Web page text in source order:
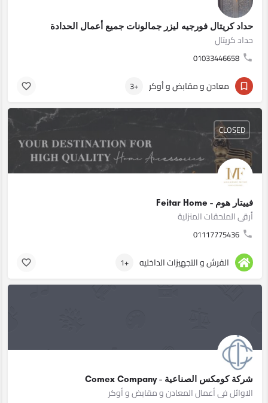
حداد كريتال فورجيه ليزر جمالونات جميع أعمال الحدادة
حداد كريتال
01033446658
معادن و مقابض و أوكر +3
فييتار هوم - Feitar Home
أرقى الملحقات المنزلية
01117775436
CLOSED
الفرش و التجهيزات الداخليه +1
شركة كومكس الصناعية - Comex Company
الاوائل فى أعمال المعادن و مقابض و أوكر